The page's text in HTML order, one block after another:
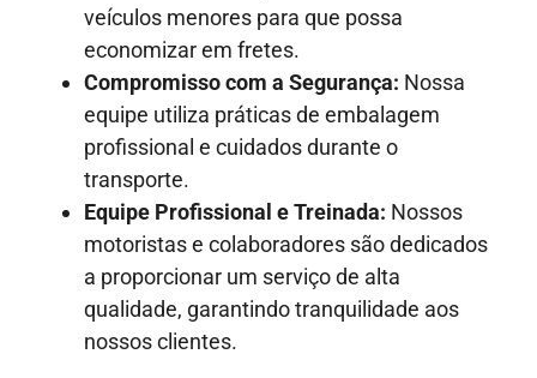
veículos menores para que possa
economizar em fretes.
Compromisso com a Segurança: Nossa
equipe utiliza práticas de embalagem
profissional e cuidados durante o
transporte.
Equipe Profissional e Treinada: Nossos
motoristas e colaboradores são dedicados
a proporcionar um serviço de alta
qualidade, garantindo tranquilidade aos
nossos clientes.